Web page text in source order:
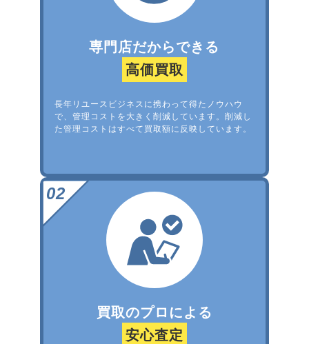
専門店だからできる
高価買取
長年リユースビジネスに携わって得たノウハウ
で、管理コストを大きく削減しています。削減し
た管理コストはすべて買取額に反映しています。
買取のプロによる
安心査定